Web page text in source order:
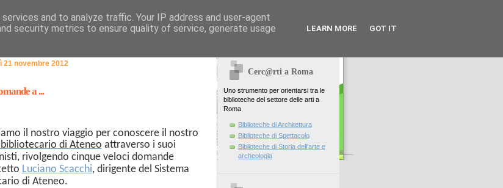
21 novembre 2012
a ...
il nostro viaggio per conoscere il nostro
di Ateneo attraverso i suoi
rivolgendo cinque veloci domande
Luciano Scacchi, dirigente del Sistema
di Ateneo.
Cerc@rti a Roma
Uno strumento per orientarsi tra le
biblioteche del settore delle arti a
Roma
Biblioteche di Architettura
Biblioteche di Spettacolo
Biblioteche di Storia dell'arte e
archeologia
and to analyze traffic. Your IP address and user-agent
security metrics to ensure quality of service, generate usage
LEARN MORE GOT IT